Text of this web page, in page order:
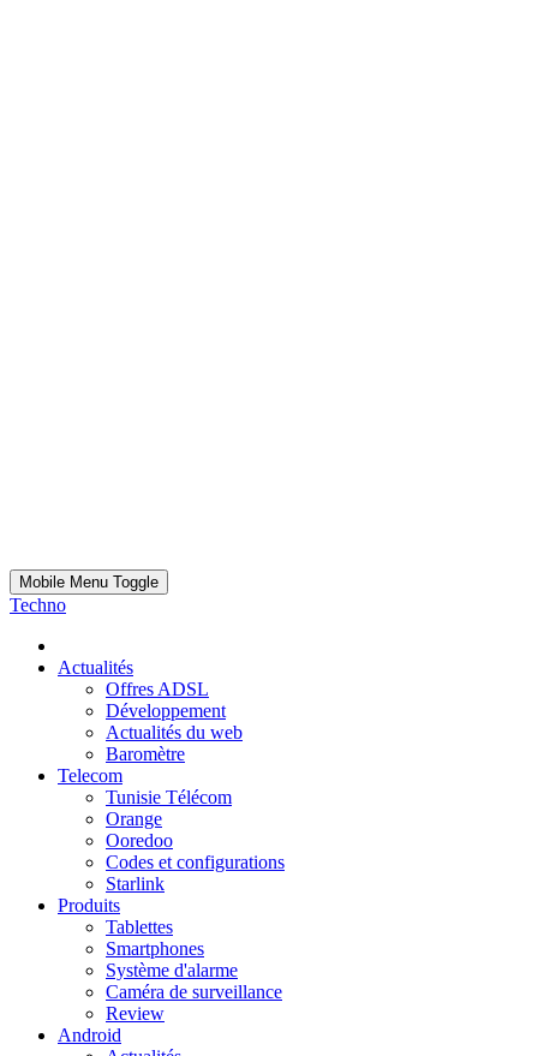
Mobile Menu Toggle
Techno
Actualités
Offres ADSL
Développement
Actualités du web
Baromètre
Telecom
Tunisie Télécom
Orange
Ooredoo
Codes et configurations
Starlink
Produits
Tablettes
Smartphones
Système d'alarme
Caméra de surveillance
Review
Android